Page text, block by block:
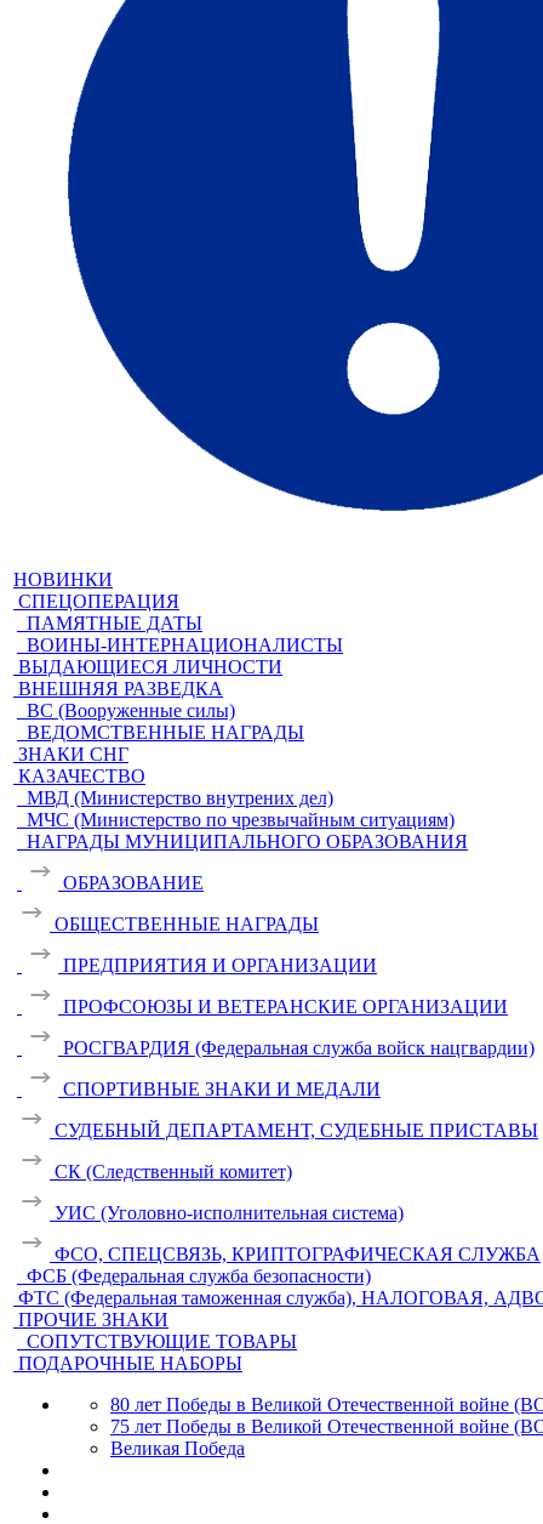
НОВИНКИ
СПЕЦОПЕРАЦИЯ
ПАМЯТНЫЕ ДАТЫ
ВОИНЫ-ИНТЕРНАЦИОНАЛИСТЫ
ВЫДАЮЩИЕСЯ ЛИЧНОСТИ
ВНЕШНЯЯ РАЗВЕДКА
ВС (Вооруженные силы)
ВЕДОМСТВЕННЫЕ НАГРАДЫ
ЗНАКИ СНГ
КАЗАЧЕСТВО
МВД (Министерство внутрених дел)
МЧС (Министерство по чрезвычайным ситуациям)
НАГРАДЫ МУНИЦИПАЛЬНОГО ОБРАЗОВАНИЯ
ОБРАЗОВАНИЕ
ОБЩЕСТВЕННЫЕ НАГРАДЫ
ПРЕДПРИЯТИЯ И ОРГАНИЗАЦИИ
ПРОФСОЮЗЫ И ВЕТЕРАНСКИЕ ОРГАНИЗАЦИИ
РОСГВАРДИЯ (Федеральная служба войск нацгвардии)
СПОРТИВНЫЕ ЗНАКИ И МЕДАЛИ
СУДЕБНЫЙ ДЕПАРТАМЕНТ, СУДЕБНЫЕ ПРИСТАВЫ
СК (Следственный комитет)
УИС (Уголовно-исполнительная система)
ФСО, СПЕЦСВЯЗЬ, КРИПТОГРАФИЧЕСКАЯ СЛУЖБА
ФСБ (Федеральная служба безопасности)
ФТС (Федеральная таможенная служба), НАЛОГОВАЯ,
ПРОЧИЕ ЗНАКИ
СОПУТСТВУЮЩИЕ ТОВАРЫ
ПОДАРОЧНЫЕ НАБОРЫ
80 лет Победы в Великой Отечественной войне
75 лет Победы в Великой Отечественной войне
Великая Победа